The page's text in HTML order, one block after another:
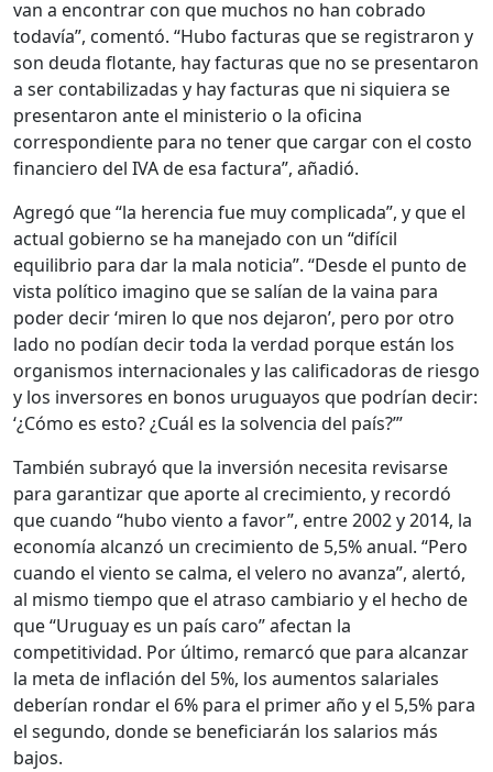
van a encontrar con que muchos no han cobrado
todavía”, comentó. “Hubo facturas que se registraron y
son deuda flotante, hay facturas que no se presentaron
a ser contabilizadas y hay facturas que ni siquiera se
presentaron ante el ministerio o la oficina
correspondiente para no tener que cargar con el costo
financiero del IVA de esa factura”, añadió.
Agregó que “la herencia fue muy complicada”, y que el
actual gobierno se ha manejado con un “difícil
equilibrio para dar la mala noticia”. “Desde el punto de
vista político imagino que se salían de la vaina para
poder decir ‘miren lo que nos dejaron’, pero por otro
lado no podían decir toda la verdad porque están los
organismos internacionales y las calificadoras de riesgo
y los inversores en bonos uruguayos que podrían decir:
‘¿Cómo es esto? ¿Cuál es la solvencia del país?’”
También subrayó que la inversión necesita revisarse
para garantizar que aporte al crecimiento, y recordó
que cuando “hubo viento a favor”, entre 2002 y 2014, la
economía alcanzó un crecimiento de 5,5% anual. “Pero
cuando el viento se calma, el velero no avanza”, alertó,
al mismo tiempo que el atraso cambiario y el hecho de
que “Uruguay es un país caro” afectan la
competitividad. Por último, remarcó que para alcanzar
la meta de inflación del 5%, los aumentos salariales
deberían rondar el 6% para el primer año y el 5,5% para
el segundo, donde se beneficiarán los salarios más
bajos.